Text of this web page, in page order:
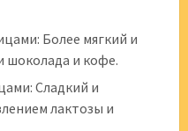
Более мягкий и
шоколада и кофе.
Сладкий и
лактозы и